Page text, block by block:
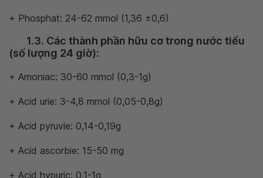
+ Phosphat: 24-62 mmol (1,36 ±0,6)
1.3. Các thành phần hữu cơ trong nước tiểu
(số lượng 24 giờ):
+ Amoniac: 30-60 mmol (0,3-1g)
+ Acid urie: 3-4,8 mmol (0,05-0,8g)
+ Acid pyruvie: 0,14-0,19g
+ Acid ascorbie: 15-50 mg
+ Acid hypuric: 0.1-1g